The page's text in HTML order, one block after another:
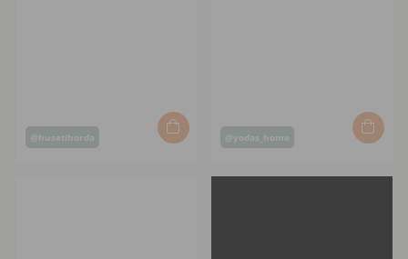
Post
@husetihorda
Post
by
@yodas_home